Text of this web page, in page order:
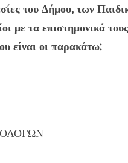
του Δήμου, των
με τα επιστημονικά
είναι οι παρακάτω: